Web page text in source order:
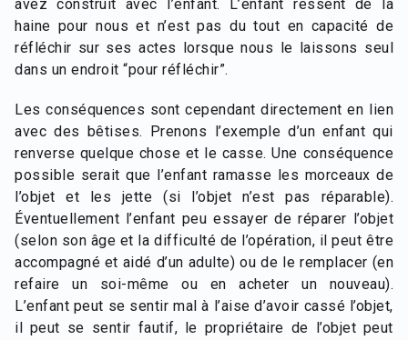
avez construit avec l’enfant. L’enfant ressent de la
haine pour nous et n’est pas du tout en capacité de
réfléchir sur ses actes lorsque nous le laissons seul
dans un endroit “pour réfléchir”.
Les conséquences sont cependant directement en lien
avec des bêtises. Prenons l’exemple d’un enfant qui
renverse quelque chose et le casse. Une conséquence
possible serait que l’enfant ramasse les morceaux de
l’objet et les jette (si l’objet n’est pas réparable).
Éventuellement l’enfant peu essayer de réparer l’objet
(selon son âge et la difficulté de l’opération, il peut être
accompagné et aidé d’un adulte) ou de le remplacer (en
refaire un soi-même ou en acheter un nouveau).
L’enfant peut se sentir mal à l’aise d’avoir cassé l’objet,
il peut se sentir fautif, le propriétaire de l’objet peut